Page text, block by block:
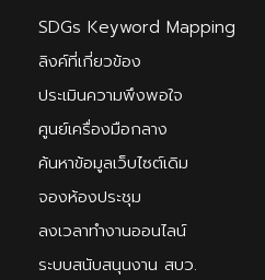
SDGs Keyword Mapping
ลิงค์ที่เกี่ยวข้อง
ประเมินความพึงพอใจ
ศูนย์เครื่องมือกลาง
ค้นหาข้อมูลเว็บไซต์เดิม
จองห้องประชุม
ลงเวลาทำงานออนไลน์
ระบบสนับสนุนงาน สบว.